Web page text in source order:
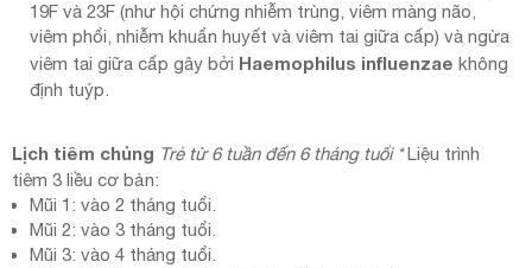
19F và 23F (như hội chứng nhiễm trùng, viêm màng não,
viêm phổi, nhiễm khuẩn huyết và viêm tai giữa cấp) và ngừa
viêm tai giữa cấp gây bởi Haemophilus influenzae không
định tuýp.
Lịch tiêm chủng Trẻ từ 6 tuần đến 6 tháng tuổi *Liệu trình
tiêm 3 liều cơ bản:
Mũi 1: vào 2 tháng tuổi.
Mũi 2: vào 3 tháng tuổi.
Mũi 3: vào 4 tháng tuổi.